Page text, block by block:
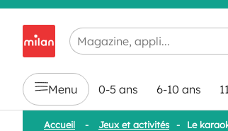
Chargement en cours...
Menu 0-5 ans 6-10 ans
Accueil - Jeux et activités - Le